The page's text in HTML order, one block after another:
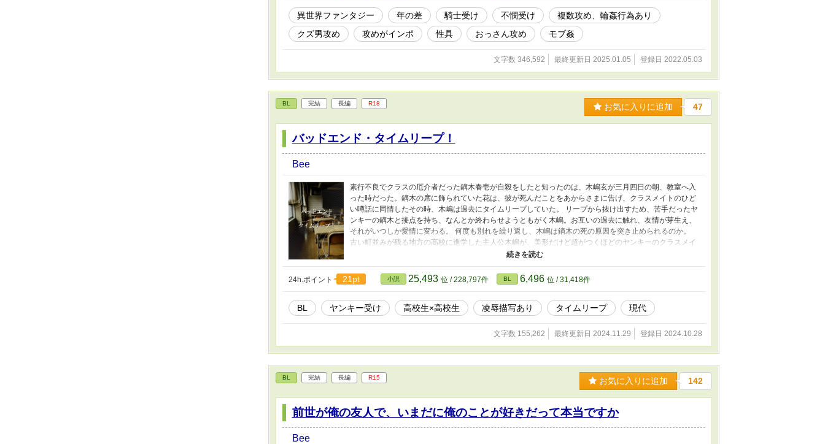
異世界ファンタジー 年の差 騎士受け 不憫受け
複数攻め、輪姦行為あり
クズ男攻め
攻めがインポ 性具 おっさん攻め モブ姦
文字数 346,592 最終更新日 2025.01.05 登録日 2022.05.03
BL 完結 長編 R18 お気に入りに追加 47
バッドエンド・タイムリープ！
Bee
素行不良でクラスの厄介者だった鏑木春壱が自殺をしたと知ったのは、木嶋玄が三月四日の朝、教室へ入
った時だった。鏑木の席に飾られていた花は、彼が死んだことをあからさまに告げ、クラスメイトのひど
い噂話に同情したその時、木嶋は過去にタイムリープしていた。 リープから抜け出すため、苦手だったヤ
ンキーの鏑木と接点を持ち、なんとか終わらせようともがく木嶋。お互いの過去に触れ、友情が芽生え、
それがいつしか愛情に変わる。 何度も別れを繰り返し、木嶋は鏑木の死の原因を突き止められるのか。
古い町並みが残る地方の高校に進学した主人公木嶋が、美形だけど超がつくほどのヤンキーのクラスメイ
ト鏑木の死によって、過去に戻り、リ―プを終わらせるため、鏑木の死の真相を探る 体格良し寡黙訳あり
男子高校生×金髪美形田舎ヤンキー ※攻めに女性との行為歴あり ※受けにレイプや売春、死、性的虐待、
暴力などの過激な描写あり 最後の番外編にて、R18のお話を用意しています ※他サイトでも公開中
24h.ポイント 21pt 小説 25,493 位 / 228,797件 BL 6,496 位 / 31,418件
BL ヤンキー受け 高校生×高校生 凌辱描写あり タイムリープ 現代
文字数 155,262 最終更新日 2024.11.29 登録日 2024.10.28
BL 完結 長編 R15 お気に入りに追加 142
前世が俺の友人で、いまだに俺のことが好きだって本当ですか
Bee